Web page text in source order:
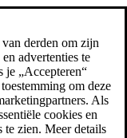
derden om zijn
advertenties te
je „Accepteren“
om deze
Als
cookies en
te zien. Meer details
prijs!